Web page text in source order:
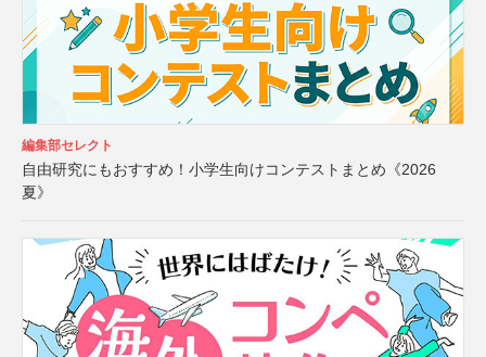
編集部セレクト
自由研究にもおすすめ！小学生向けコンテストまとめ《2026
夏》